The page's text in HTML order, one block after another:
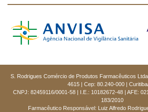
S. Rodrigues Comércio de Produtos Farmacêuticos
4615 | Cep: 80.240-000 |
CNPJ: 82459116/0001-58 | I.E.: 10182672-48 | AFE:
183/2010
Farmacêutico Responsável: Luiz Alfredo